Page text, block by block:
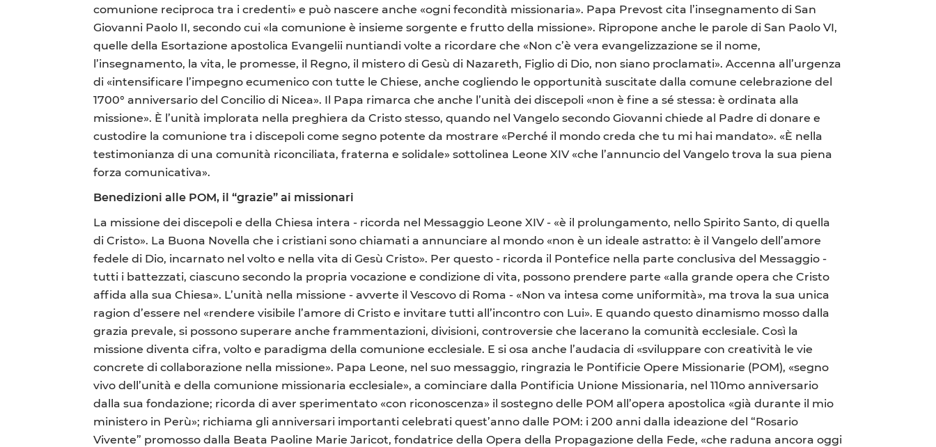
comunione reciproca tra i credenti» e può nascere anche «ogni fecondità missionaria». Papa Prevost cita l’insegnamento di San
Giovanni Paolo II, secondo cui «la comunione è insieme sorgente e frutto della missione». Ripropone anche le parole di San Paolo VI,
quelle della Esortazione apostolica Evangelii nuntiandi volte a ricordare che «Non c’è vera evangelizzazione se il nome,
l’insegnamento, la vita, le promesse, il Regno, il mistero di Gesù di Nazareth, Figlio di Dio, non siano proclamati». Accenna all’urgenza
di «intensificare l’impegno ecumenico con tutte le Chiese, anche cogliendo le opportunità suscitate dalla comune celebrazione del
1700° anniversario del Concilio di Nicea». Il Papa rimarca che anche l’unità dei discepoli «non è fine a sé stessa: è ordinata alla
missione». È l’unità implorata nella preghiera da Cristo stesso, quando nel Vangelo secondo Giovanni chiede al Padre di donare e
custodire la comunione tra i discepoli come segno potente da mostrare «Perché il mondo creda che tu mi hai mandato». «È nella
testimonianza di una comunità riconciliata, fraterna e solidale» sottolinea Leone XIV «che l’annuncio del Vangelo trova la sua piena
forza comunicativa».
Benedizioni alle POM, il “grazie” ai missionari
La missione dei discepoli e della Chiesa intera - ricorda nel Messaggio Leone XIV - «è il prolungamento, nello Spirito Santo, di quella
di Cristo». La Buona Novella che i cristiani sono chiamati a annunciare al mondo «non è un ideale astratto: è il Vangelo dell’amore
fedele di Dio, incarnato nel volto e nella vita di Gesù Cristo». Per questo - ricorda il Pontefice nella parte conclusiva del Messaggio -
tutti i battezzati, ciascuno secondo la propria vocazione e condizione di vita, possono prendere parte «alla grande opera che Cristo
affida alla sua Chiesa». L’unità nella missione - avverte il Vescovo di Roma - «Non va intesa come uniformità», ma trova la sua unica
ragion d’essere nel «rendere visibile l’amore di Cristo e invitare tutti all’incontro con Lui». E quando questo dinamismo mosso dalla
grazia prevale, si possono superare anche frammentazioni, divisioni, controversie che lacerano la comunità ecclesiale. Così la
missione diventa cifra, volto e paradigma della comunione ecclesiale. E si osa anche l’audacia di «sviluppare con creatività le vie
concrete di collaborazione nella missione». Papa Leone, nel suo messaggio, ringrazia le Pontificie Opere Missionarie (POM), «segno
vivo dell’unità e della comunione missionaria ecclesiale», a cominciare dalla Pontificia Unione Missionaria, nel 110mo anniversario
dalla sua fondazione; ricorda di aver sperimentato «con riconoscenza» il sostegno delle POM all’opera apostolica «già durante il mio
ministero in Perù»; richiama gli anniversari importanti celebrati quest’anno dalle POM: i 200 anni dalla ideazione del “Rosario
Vivente” promosso dalla Beata Paoline Marie Jaricot, fondatrice della Opera della Propagazione della Fede, «che raduna ancora oggi